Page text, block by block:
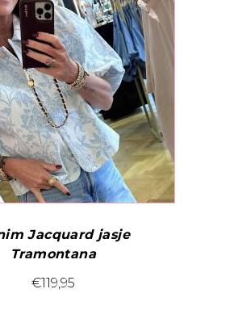
kan
gekozen
worden
op
de
productpagina
Jacquard jasje
Tramontana
€119,95
Dit